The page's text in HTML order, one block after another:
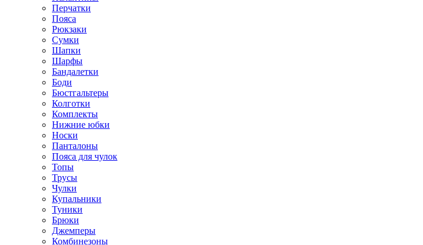
Перчатки
Пояса
Рюкзаки
Сумки
Шапки
Шарфы
Бандалетки
Боди
Бюстгальтеры
Колготки
Комплекты
Нижние юбки
Носки
Панталоны
Поясa для чулок
Топы
Трусы
Чулки
Купальники
Туники
Брюки
Джемперы
Комбинезоны